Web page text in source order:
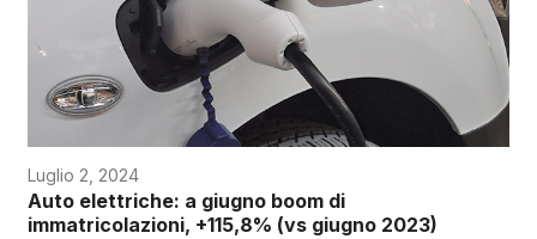
Luglio 2, 2024
Auto elettriche: a giugno boom di
immatricolazioni, +115,8% (vs giugno 2023)